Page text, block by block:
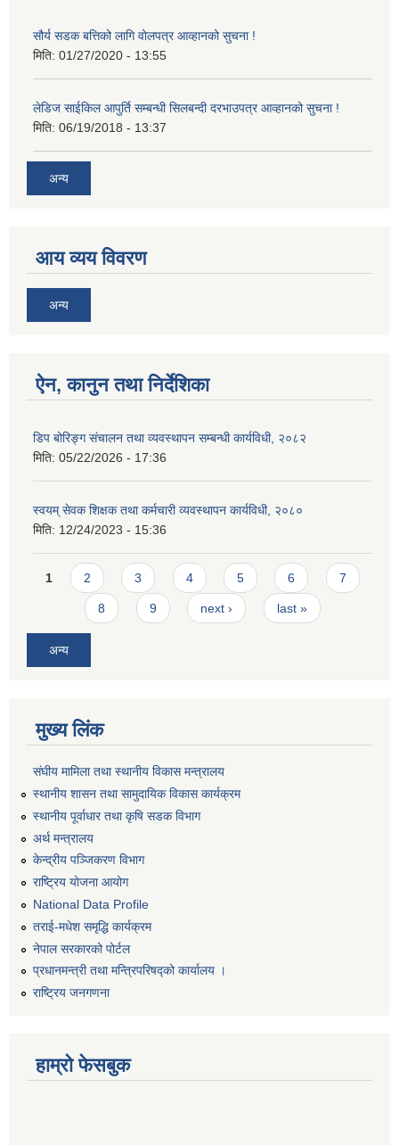
सौर्य सडक बत्तिको लागि वोलपत्र आव्हानको सुचना !
मिति: 01/27/2020 - 13:55
लेडिज साईकिल आपुर्ति सम्बन्धी सिलबन्दी दरभाउपत्र आव्हानको सुचना !
मिति: 06/19/2018 - 13:37
अन्य
आय व्यय विवरण
अन्य
ऐन, कानुन तथा निर्देशिका
डिप बोरिङ्ग संचालन तथा व्यवस्थापन सम्बन्धी कार्यविधी, २०८२
मिति: 05/22/2026 - 17:36
स्वयम् सेवक शिक्षक तथा कर्मचारी व्यवस्थापन कार्यविधी, २०८०
मिति: 12/24/2023 - 15:36
Pages
1 2 3 4 5 6 7
8 9 next › last »
अन्य
मुख्य लिंक
संघीय मामिला तथा स्थानीय विकास मन्त्रालय
स्थानीय शासन तथा सामुदायिक विकास कार्यक्रम
स्थानीय पूर्वाधार तथा कृषि सडक विभाग
अर्थ मन्त्रालय
केन्द्रीय पञ्जिकरण विभाग
राष्ट्रिय योजना आयोग
National Data Profile
तराई-मधेश समृद्धि कार्यक्रम
नेपाल सरकारको पोर्टल
प्रधानमन्त्री तथा मन्त्रिपरिषद्को कार्यालय ।
राष्ट्रिय जनगणना
हाम्रो फेसबुक